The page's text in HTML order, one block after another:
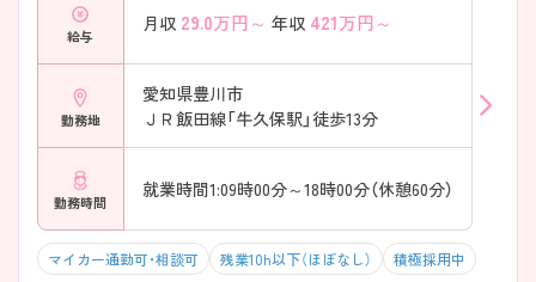
給与
月収 29.0万円～ 年収 421万円～
勤務地
愛知県豊川市
ＪＲ飯田線「牛久保駅」徒歩13分
勤務時間
就業時間1:09時00分～18時00分（休憩60分）
マイカー通勤可・相談可 残業10h以下（ほぼなし） 積極採用中